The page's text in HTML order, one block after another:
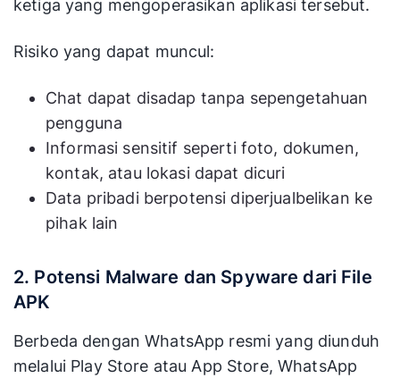
ketiga yang mengoperasikan aplikasi tersebut.
Risiko yang dapat muncul:
Chat dapat disadap tanpa sepengetahuan
pengguna
Informasi sensitif seperti foto, dokumen,
kontak, atau lokasi dapat dicuri
Data pribadi berpotensi diperjualbelikan ke
pihak lain
2. Potensi Malware dan Spyware dari File
APK
Berbeda dengan WhatsApp resmi yang diunduh
melalui Play Store atau App Store, WhatsApp